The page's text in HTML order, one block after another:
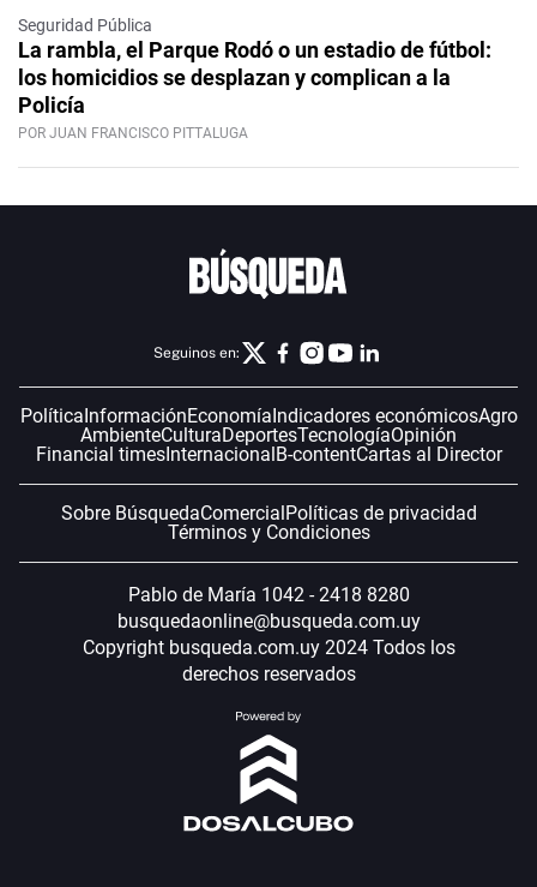
Seguridad Pública
La rambla, el Parque Rodó o un estadio de fútbol:
los homicidios se desplazan y complican a la
Policía
POR JUAN FRANCISCO PITTALUGA
Seguinos en:
PolíticaInformaciónEconomíaIndicadores económicosAgro
AmbienteCulturaDeportesTecnologíaOpinión
Financial timesInternacionalB-contentCartas al Director
Sobre BúsquedaComercialPolíticas de privacidad
Términos y Condiciones
Pablo de María 1042 - 2418 8280
busquedaonline@busqueda.com.uy
Copyright busqueda.com.uy 2024 Todos los
derechos reservados